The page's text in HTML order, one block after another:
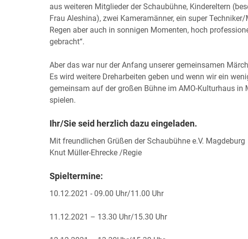
aus weiteren Mitglieder der Schaubühne, Kindereltern
Frau Aleshina), zwei Kameramänner, ein super
Regen aber auch in sonnigen Momenten, hoch
gebracht“.
Aber das war nur der Anfang unserer gemeinsamen
Es wird weitere Dreharbeiten geben und wenn wir ein
gemeinsam auf der großen Bühne im AMO-Kulturhaus in
spielen.
Ihr/Sie seid herzlich dazu eingeladen.
Mit freundlichen Grüßen der Schaubühne e.V. Magdeburg
Knut Müller-Ehrecke /Regie
Spieltermine:
10.12.2021 - 09.00 Uhr/11.00 Uhr
11.12.2021 – 13.30 Uhr/15.30 Uhr